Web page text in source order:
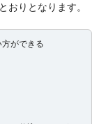
おりとなります。
ができる